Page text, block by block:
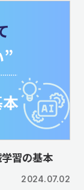
習の基本
2024.07.02